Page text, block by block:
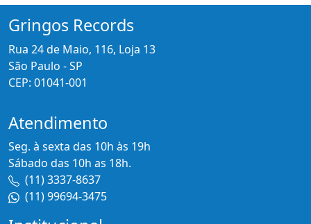
Gringos Records
Rua 24 de Maio, 116, Loja 13
São Paulo - SP
CEP: 01041-001
Atendimento
Seg. à sexta das 10h às 19h
Sábado das 10h as 18h.
(11) 3337-8637
(11) 99694-3475